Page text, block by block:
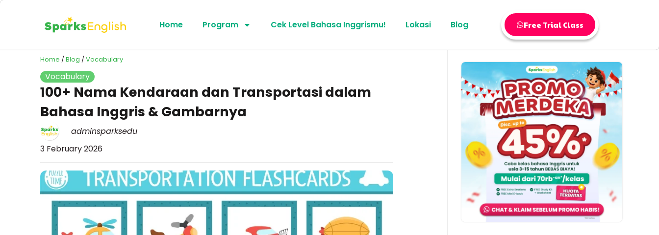
Home Program Cek Level Bahasa Inggrismu! Lokasi Blog Free Trial Class
Home /Blog /Vocabulary
Vocabulary
100+ Nama Kendaraan dan Transportasi dalam
Bahasa Inggris & Gambarnya
adminsparksedu
3 February 2026